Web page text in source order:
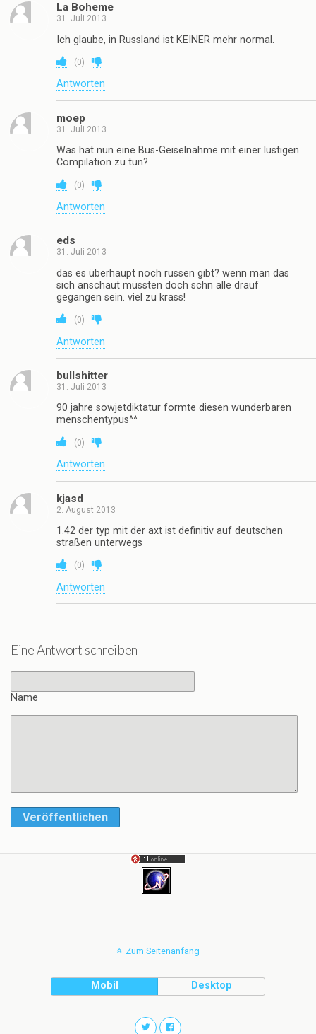
La Boheme
31. Juli 2013
Ich glaube, in Russland ist KEINER mehr normal.
(0)
Antworten
moep
31. Juli 2013
Was hat nun eine Bus-Geiselnahme mit einer lustigen
Compilation zu tun?
(0)
Antworten
eds
31. Juli 2013
das es überhaupt noch russen gibt? wenn man das
sich anschaut müssten doch schn alle drauf
gegangen sein. viel zu krass!
(0)
Antworten
bullshitter
31. Juli 2013
90 jahre sowjetdiktatur formte diesen wunderbaren
menschentypus^^
(0)
Antworten
kjasd
2. August 2013
1.42 der typ mit der axt ist definitiv auf deutschen
straßen unterwegs
(0)
Antworten
Eine Antwort schreiben
Name
Veröffentlichen
Zum Seitenanfang
Mobil Desktop